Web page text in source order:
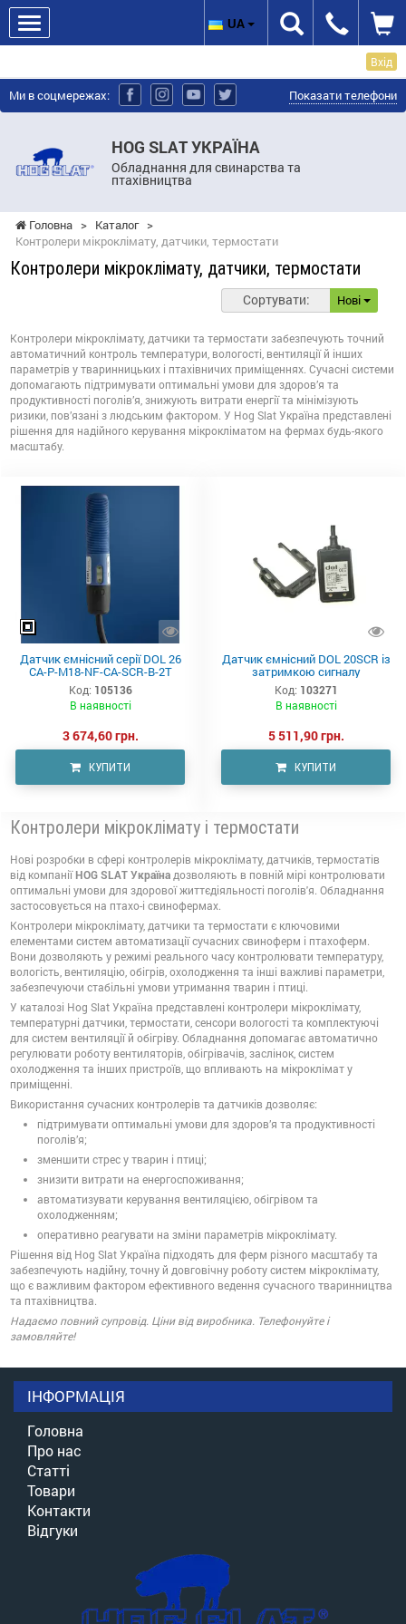
Вхід
Ми в соцмережах: Показати телефони
HOG SLAT УКРАЇНА
Обладнання для свинарства та
птахівництва
UA
Головна > Каталог >
Контролери мікроклімату, датчики, термостати
Контролери мікроклімату, датчики, термостати
Сортувати: Нові
Контролери мікроклімату, датчики та термостати забезпечують точний
автоматичний контроль температури, вологості, вентиляції й інших
параметрів у тваринницьких і птахівничих приміщеннях. Сучасні системи
допомагають підтримувати оптимальні умови для здоров’я та
продуктивності поголів’я, знижують витрати енергії та мінімізують
ризики, пов’язані з людським фактором. У Hog Slat Україна представлені
рішення для надійного керування мікрокліматом на фермах будь-якого
масштабу.
Датчик ємнісний серії DOL 26
CA-P-M18-NF-CA-SCR-B-2T
Код: 105136
В наявності
3 674,60 грн.
КУПИТИ
Датчик ємнісний DOL 20SCR із
затримкою сигналу
Код: 103271
В наявності
5 511,90 грн.
КУПИТИ
Контролери мікроклімату і термостати
Нові розробки в сфері контролерів мікроклімату, датчиків, термостатів
від компаніїHOG SLAT Україна дозволяють в повній мірі контролювати
оптимальні умови для здорової життєдіяльності поголів'я. Обладнання
застосовується на птахо-і свинофермах.
Контролери мікроклімату, датчики та термостати є ключовими
елементами систем автоматизації сучасних свиноферм і птахоферм.
Вони дозволяють у режимі реального часу контролювати температуру,
вологість, вентиляцію, обігрів, охолодження та інші важливі параметри,
забезпечуючи стабільні умови утримання тварин і птиці.
У каталозі Hog Slat Україна представлені контролери мікроклімату,
температурні датчики, термостати, сенсори вологості та комплектуючі
для систем вентиляції й обігріву. Обладнання допомагає автоматично
регулювати роботу вентиляторів, обігрівачів, заслінок, систем
охолодження та інших пристроїв, що впливають на мікроклімат у
приміщенні.
Використання сучасних контролерів та датчиків дозволяє:
підтримувати оптимальні умови для здоров’я та продуктивності
поголів’я;
зменшити стрес у тварин і птиці;
знизити витрати на енергоспоживання;
автоматизувати керування вентиляцією, обігрівом та
охолодженням;
оперативно реагувати на зміни параметрів мікроклімату.
Рішення від Hog Slat Україна підходять для ферм різного масштабу та
забезпечують надійну, точну й довговічну роботу систем мікроклімату,
що є важливим фактором ефективного ведення сучасного тваринництва
та птахівництва.
Надаємо повний супровід. Ціни від виробника. Телефонуйте і
замовляйте!
ІНФОРМАЦІЯ
Головна
Про нас
Статті
Товари
Контакти
Відгуки